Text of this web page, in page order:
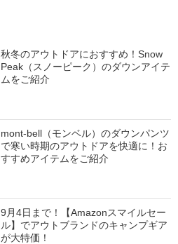
秋冬のアウトドアにおすすめ！Snow
Peak（スノーピーク）のダウンアイテ
ムをご紹介
mont-bell（モンベル）のダウンパンツ
で寒い時期のアウトドアを快適に！お
すすめアイテムをご紹介
9月4日まで！【Amazonスマイルセー
ル】でアウトブランドのキャンプギア
が大特価！